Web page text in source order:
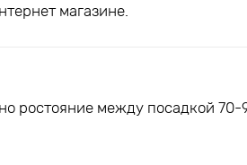
магазине.
ростояние между посадкой